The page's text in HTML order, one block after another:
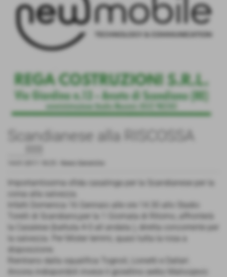
Scandianese alla RISCOSSA
Importantissima sfida casalinga per la Scandianese per la
corsa alla salvezza.
Infatti Domenica 16 Gennaio alle ore 14.30 allo Stadio
Torelli di Scandiano,per la 1 Giornata di Ritorno, affronterà
la Casalese (battuta 4-0 all andata ), diretta concorrente per
la salvezza. Per Mister Iemmi, quasi tutta la rosa a
disposizione.
Rientrano dalla squalifica Tognoli, Lionetti e Dallari.
Ancora indisponibili invece il gioiellino serbo Malivojevic